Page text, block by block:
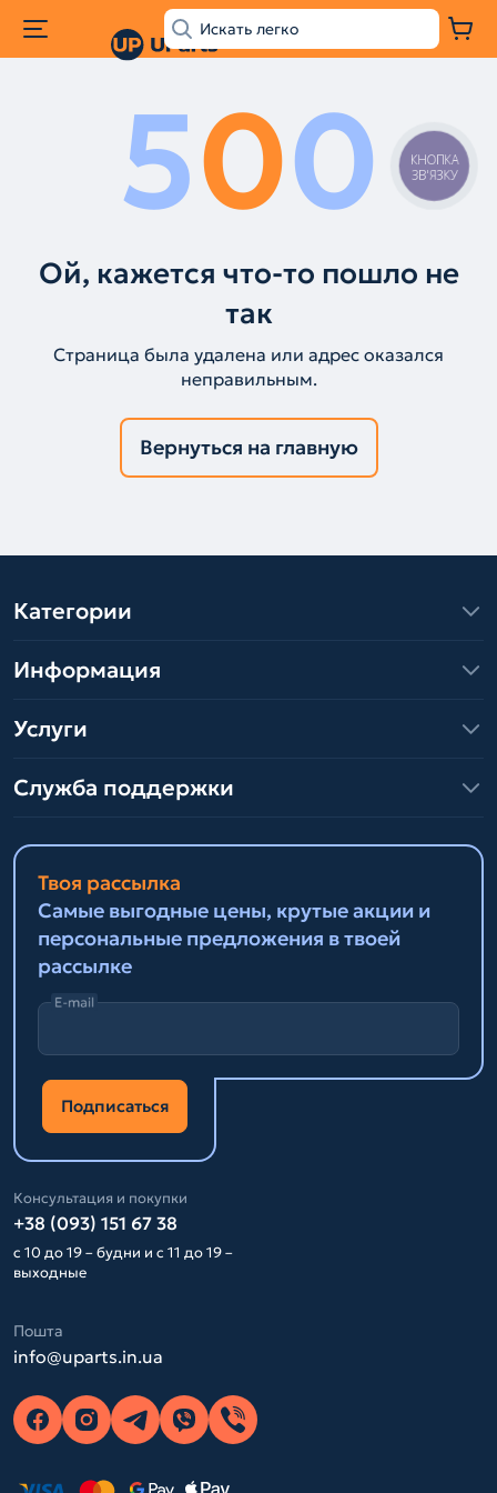
500
Ой, кажется что-то пошло не
так
Страница была удалена или адрес оказался
неправильным.
Вернуться на главную
Категории
Информация
Услуги
Служба поддержки
Твоя рассылка
Самые выгодные цены, крутые акции и
персональные предложения в твоей
рассылке
E-mail
Подписаться
Консультация и покупки
+38 (093) 151 67 38
с 10 до 19 – будни и с 11 до 19 –
выходные
Пошта
info@uparts.in.ua
КНОПКА
ЗВ'ЯЗКУ